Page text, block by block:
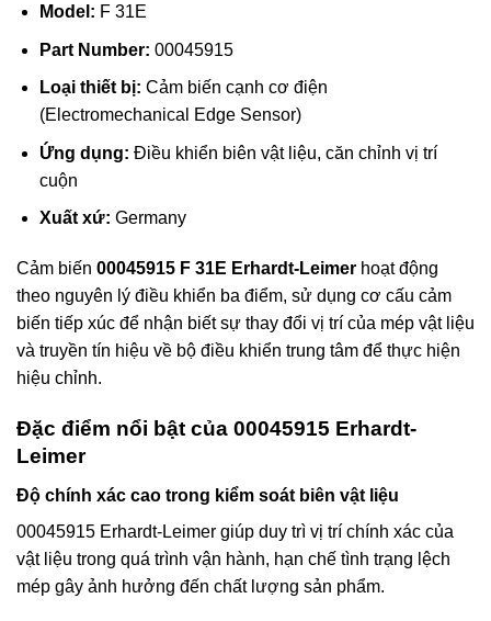
Model: F 31E
Part Number: 00045915
Loại thiết bị: Cảm biến cạnh cơ điện
(Electromechanical Edge Sensor)
Ứng dụng: Điều khiển biên vật liệu, căn chỉnh vị trí
cuộn
Xuất xứ: Germany
Cảm biến 00045915 F 31E Erhardt-Leimer hoạt động
theo nguyên lý điều khiển ba điểm, sử dụng cơ cấu cảm
biến tiếp xúc để nhận biết sự thay đổi vị trí của mép vật liệu
và truyền tín hiệu về bộ điều khiển trung tâm để thực hiện
hiệu chỉnh.
Đặc điểm nổi bật của 00045915 Erhardt-
Leimer
Độ chính xác cao trong kiểm soát biên vật liệu
00045915 Erhardt-Leimer giúp duy trì vị trí chính xác của
vật liệu trong quá trình vận hành, hạn chế tình trạng lệch
mép gây ảnh hưởng đến chất lượng sản phẩm.